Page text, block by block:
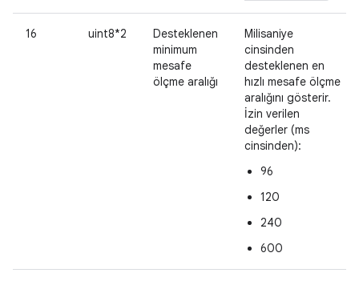
16 uint8*2
Desteklenen
minimum
mesafe
ölçme aralığı
Milisaniye
cinsinden
desteklenen en
hızlı mesafe ölçme
aralığını gösterir.
İzin verilen
değerler (ms
cinsinden):
96
120
240
600